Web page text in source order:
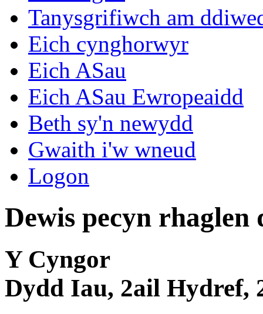
Tanysgrifiwch am
Eich cynghorwyr
Eich ASau
Eich ASau Ewropeaidd
Beth sy'n newydd
Gwaith i'w wneud
Logon
Dewis pecyn rhaglen
Y Cyngor
Dydd Iau, 2ail Hydref,